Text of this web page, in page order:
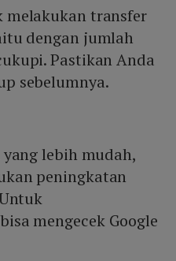
melakukan transfer
dengan jumlah
Pastikan Anda
sebelumnya.
lebih mudah,
peningkatan
mengecek Google